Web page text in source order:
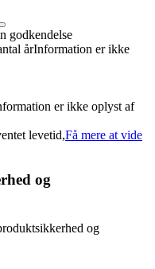
godkendelse
årInformation er ikke
er ikke oplyst af
levetid,Få mere at vide
og
og